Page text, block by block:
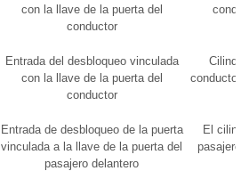
con la llave de la puerta del
conductor
Entrada del desbloqueo vinculada
con la llave de la puerta del
conductor
conductor
Entrada de desbloqueo de la puerta
vinculada a la llave de la puerta del
pasajero delantero
El
pasajero